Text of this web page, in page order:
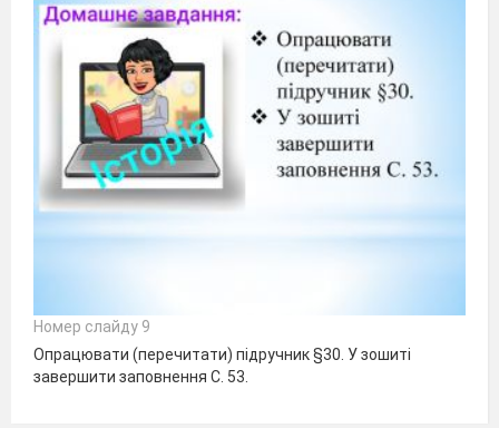
Номер слайду 9
Опрацювати (перечитати) підручник §30. У зошиті
завершити заповнення С. 53.